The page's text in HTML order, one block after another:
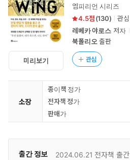
미리보기
엠피리언 시리즈
4.5
(130) 관심
레베카 야로스 저자
북폴리오 출판
관심
소장
종이책 정가
전자책 정가
판매가
출간 정보 2024.06.21 전자책 출간